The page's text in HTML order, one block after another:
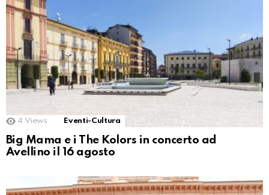
4 Views Eventi-Cultura
Big Mama e i The Kolors in concerto ad
Avellino il 16 agosto